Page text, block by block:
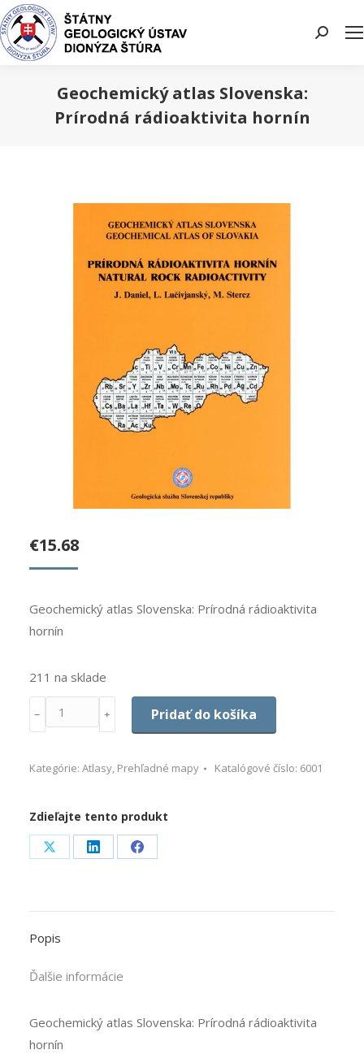
Search:
Geochemický atlas Slovenska:
Prírodná rádioaktivita hornín
€15.68
Geochemický atlas Slovenska: Prírodná rádioaktivita
hornín
211 na sklade
Množstvo
﹣ ﹢ Pridať do košíka
Kategórie: Atlasy, Prehľadné mapy Katalógové číslo: 6001
Zdieľajte tento produkt
Share
X
Share
LinkedIn
Share
Facebook
Popis
Ďalšie informácie
Geochemický atlas Slovenska: Prírodná rádioaktivita
hornín